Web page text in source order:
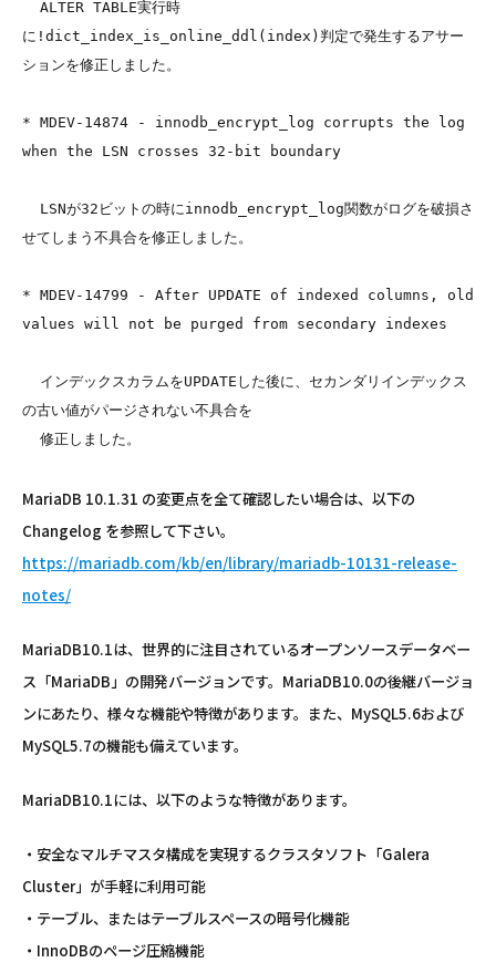
に!dict_index_is_online_ddl(index)判定で発生するアサー
ションを修正しました。
* MDEV-14874 - innodb_encrypt_log corrupts the log
when the LSN crosses 32-bit boundary
せてしまう不具合を修正しました。
* MDEV-14799 - After UPDATE of indexed columns, old
values will not be purged from secondary indexes
の古い値がパージされない不具合を
MariaDB 10.1.31 の変更点を全て確認したい場合は、以下の
Changelog を参照して下さい。
https://mariadb.com/kb/en/library/mariadb-10131-release-
notes/
MariaDB10.1は、世界的に注目されているオープンソースデータベー
ス「MariaDB」の開発バージョンです。MariaDB10.0の後継バージョ
ンにあたり、様々な機能や特徴があります。また、MySQL5.6および
MySQL5.7の機能も備えています。
MariaDB10.1には、以下のような特徴があります。
・安全なマルチマスタ構成を実現するクラスタソフト「Galera
Cluster」が手軽に利用可能
・テーブル、またはテーブルスペースの暗号化機能
・InnoDBのページ圧縮機能